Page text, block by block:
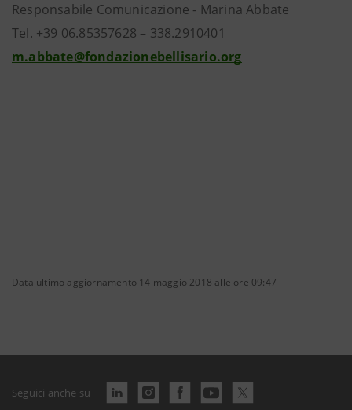
Responsabile Comunicazione - Marina Abbate
Tel. +39 06.85357628 – 338.2910401
m.abbate@fondazionebellisario.org
Data ultimo aggiornamento 14 maggio 2018 alle ore 09:47
Seguici anche su